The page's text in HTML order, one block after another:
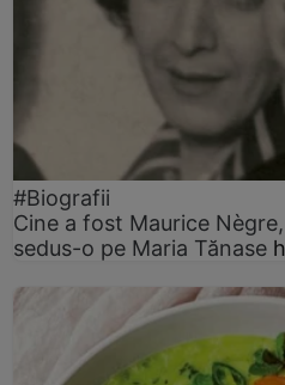
#Biografii
Cine a fost Maurice
sedus-o pe Maria Tănase